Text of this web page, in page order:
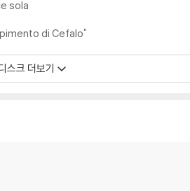
sola
di Cefalo"
스크 더보기